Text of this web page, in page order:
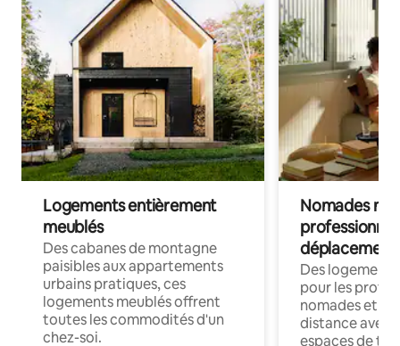
Logements entièrement
meublés
Des cabanes de montagne
paisibles aux appartements
urbains pratiques, ces
logements meublés offrent
toutes les commodités d'un
chez-soi.
Nomades
déplacement
Des
pour les
nomades et
distance avec
espaces de